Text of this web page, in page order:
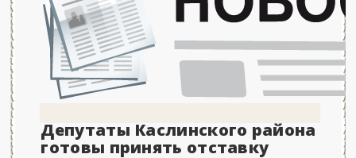
Депутаты Каслинского района
готовы принять отставку